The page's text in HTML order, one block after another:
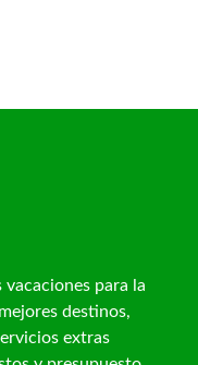
vacaciones para la
destinos,
extras